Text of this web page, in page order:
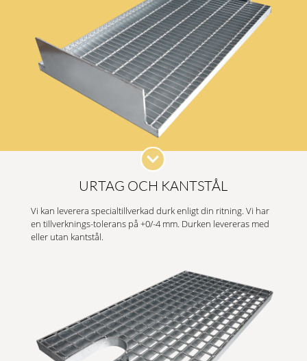
URTAG OCH KANTSTÅL
Vi kan leverera specialtillverkad durk enligt din ritning. Vi har
en tillverknings-tolerans på +0/-4 mm. Durken levereras med
eller utan kantstål.